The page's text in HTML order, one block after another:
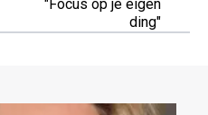
"Focus op je eigen
ding"